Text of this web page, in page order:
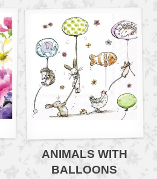
ANIMALS WITH
BALLOONS